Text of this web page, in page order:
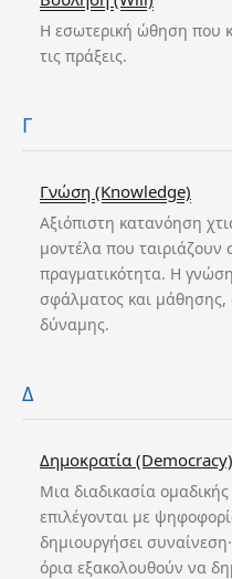
Η εσωτερική ώθηση που
τις πράξεις.
Γ
Γνώση (Knowledge)
Αξιόπιστη κατανόηση
μοντέλα που ταιριάζουν
πραγματικότητα. Η
σφάλματος και μάθησης,
δύναμης.
Δ
Δημοκρατία (Democracy)
Μια διαδικασία
επιλέγονται με
δημιουργήσει
όρια εξακολουθούν να